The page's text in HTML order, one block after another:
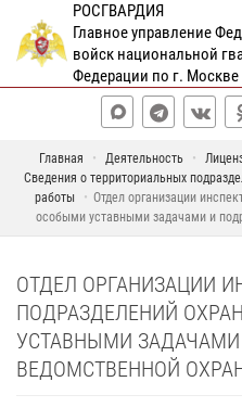
РОСГВАРДИЯ
Главное управление
войск национальной
Федерации по г. Москве
Главная Деятельность
Сведения о территориальных
работы
Отдел организации
особыми уставными задачами и
ОТДЕЛ ОРГАНИЗАЦИИ
ПОДРАЗДЕЛЕНИЙ
УСТАВНЫМИ
ВЕДОМСТВЕННОЙ